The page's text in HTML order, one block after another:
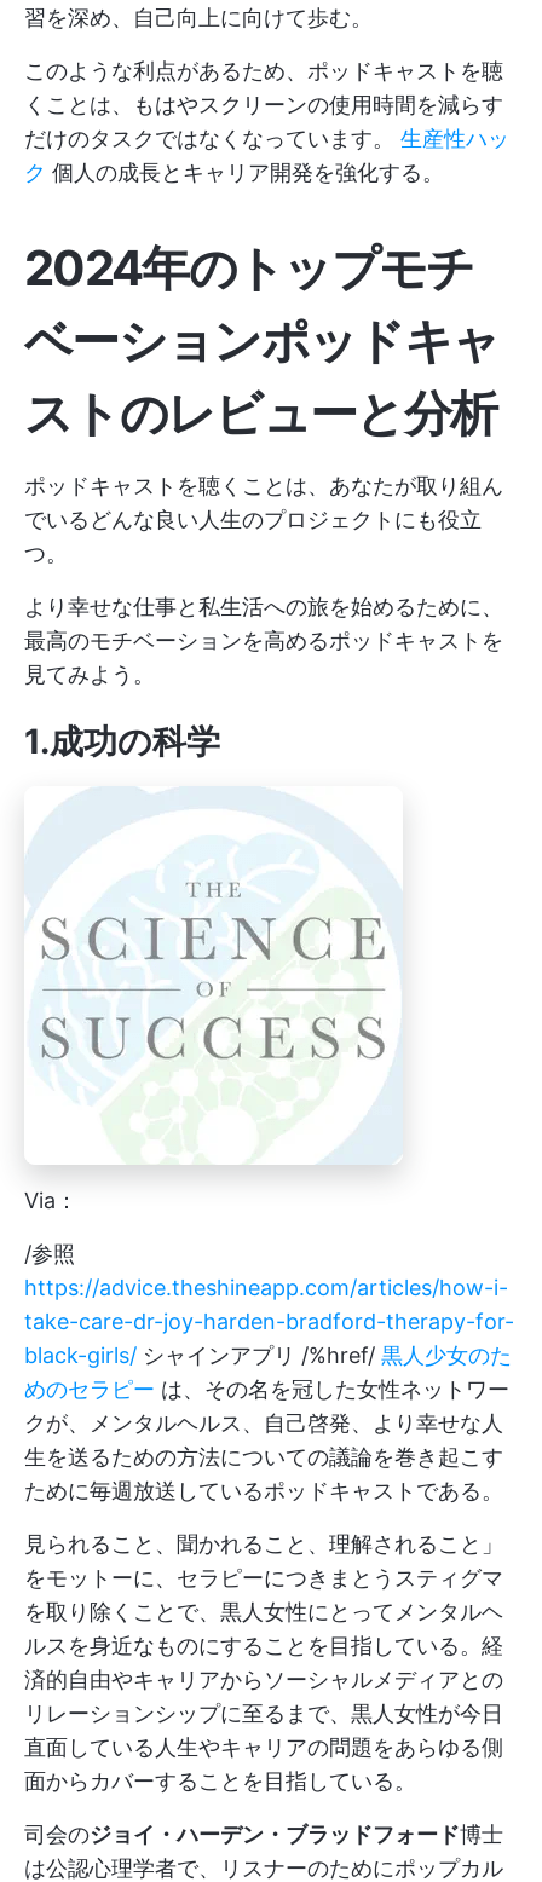
習を深め、自己向上に向けて歩む。
このような利点があるため、ポッドキャストを聴
くことは、もはやスクリーンの使用時間を減らす
だけのタスクではなくなっています。 生産性ハッ
ク 個人の成長とキャリア開発を強化する。
2024年のトップモチ
ベーションポッドキャ
ストのレビューと分析
ポッドキャストを聴くことは、あなたが取り組ん
でいるどんな良い人生のプロジェクトにも役立
つ。
より幸せな仕事と私生活への旅を始めるために、
最高のモチベーションを高めるポッドキャストを
見てみよう。
1.成功の科学
Via：
/参照
https://advice.theshineapp.com/articles/how-i-
take-care-dr-joy-harden-bradford-therapy-for-
black-girls/ シャインアプリ /%href/ 黒人少女のた
めのセラピー は、その名を冠した女性ネットワー
クが、メンタルヘルス、自己啓発、より幸せな人
生を送るための方法についての議論を巻き起こす
ために毎週放送しているポッドキャストである。
見られること、聞かれること、理解されること」
をモットーに、セラピーにつきまとうスティグマ
を取り除くことで、黒人女性にとってメンタルヘ
ルスを身近なものにすることを目指している。経
済的自由やキャリアからソーシャルメディアとの
リレーションシップに至るまで、黒人女性が今日
直面している人生やキャリアの問題をあらゆる側
面からカバーすることを目指している。
司会のジョイ・ハーデン・ブラッドフォード博士
は公認心理学者で、リスナーのためにポップカル